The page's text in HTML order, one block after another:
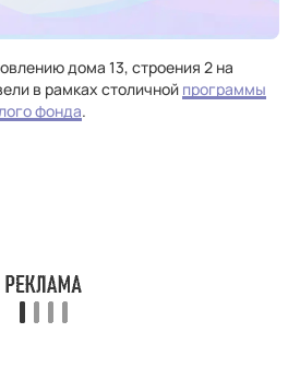
дома 13, строения 2 на
в рамках столичной программы
фонда.